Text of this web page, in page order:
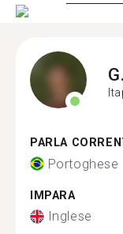
G.
PARLA
Portoghese
IMPARA
Inglese